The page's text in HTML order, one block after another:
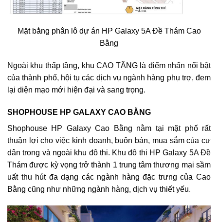
Mặt bằng phân lô dự án HP Galaxy 5A Đề Thám Cao
Bằng
Ngoài khu thấp tầng, khu CAO TẦNG là điểm nhấn nổi bật
của thành phố, hội tụ các dịch vụ ngành hàng phụ trợ, đem
lại diện mạo mới hiện đại và sang trọng.
SHOPHOUSE HP GALAXY CAO BẰNG
Shophouse HP Galaxy Cao Bằng nằm tại mặt phố rất
thuận lợi cho việc kinh doanh, buôn bán, mua sắm của cư
dân trong và ngoài khu đô thị. Khu đô thị HP Galaxy 5A Đề
Thám được kỳ vọng trở thành 1 trung tâm thương mại sầm
uất thu hút đa dạng các ngành hàng đặc trưng của Cao
Bằng cũng như những ngành hàng, dịch vụ thiết yếu.